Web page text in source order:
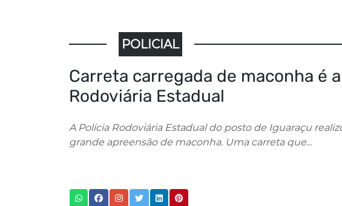
POLICIAL
Carreta carregada de maconha é
Rodoviária Estadual
A Polícia Rodoviária Estadual do posto de Iguaraçu
grande apreensão de maconha. Uma carreta que...